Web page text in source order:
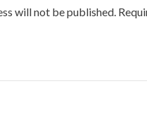
will not be published.